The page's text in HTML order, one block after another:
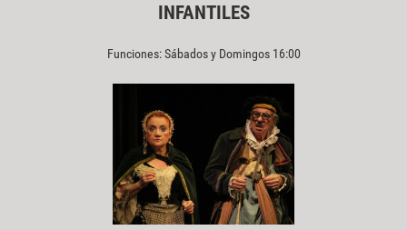
INFANTILES
Funciones: Sábados y Domingos 16:00